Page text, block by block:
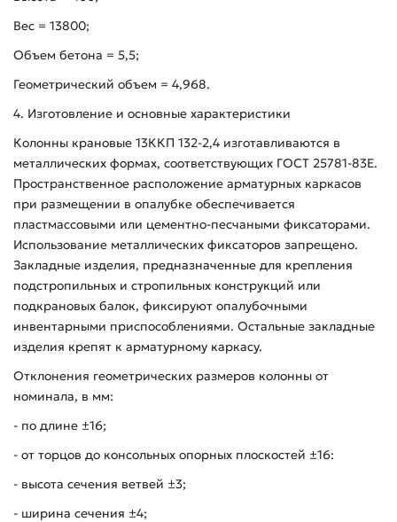
Вес = 13800;
Объем бетона = 5,5;
Геометрический объем = 4,968.
4. Изготовление и основные характеристики
Колонны крановые 13ККП 132-2,4 изготавливаются в
металлических формах, соответствующих ГОСТ 25781-83Е.
Пространственное расположение арматурных каркасов
при размещении в опалубке обеспечивается
пластмассовыми или цементно-песчаными фиксаторами.
Использование металлических фиксаторов запрещено.
Закладные изделия, предназначенные для крепления
подстропильных и стропильных конструкций или
подкрановых балок, фиксируют опалубочными
инвентарными приспособлениями. Остальные закладные
изделия крепят к арматурному каркасу.
Отклонения геометрических размеров колонны от
номинала, в мм:
- по длине ±16;
- от торцов до консольных опорных плоскостей ±16:
- высота сечения ветвей ±3;
- ширина сечения ±4;